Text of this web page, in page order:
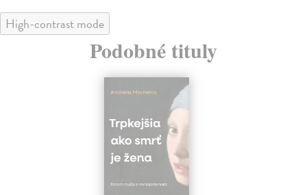
High-contrast mode
Podobné tituly